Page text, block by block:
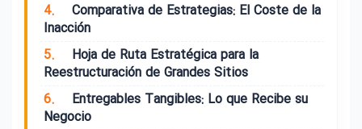
4.
Comparativa de Estrategias: El Coste de la
Inacción
5.
Hoja de Ruta Estratégica para la
Reestructuración de Grandes Sitios
6.
Entregables Tangibles: Lo que Recibe su
Negocio